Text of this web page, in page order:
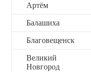
Артём
Балашиха
Благовещенск
Великий
Новгород